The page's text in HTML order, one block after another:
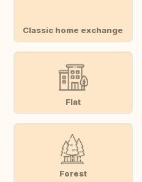
Classic home exchange
Flat
Forest